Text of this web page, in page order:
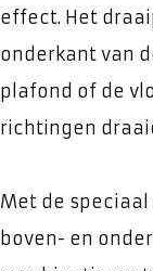
effect. Het
onderkant van
plafond of de
richtingen
Met de
boven- en